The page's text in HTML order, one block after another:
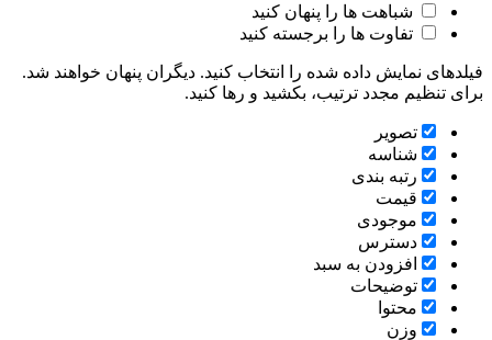
شباهت ها را پنهان کنید
تفاوت ها را برجسته کنید
فیلدهای نمایش داده شده را انتخاب کنید. دیگران پنهان خواهند شد.
برای تنظیم مجدد ترتیب، بکشید و رها کنید.
تصویر
شناسه
رتبه بندی
قیمت
موجودی
دسترس
افزودن به سبد
توضیحات
محتوا
وزن